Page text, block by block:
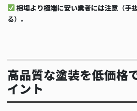
相場より極端に安い業者には注意 （手
る）。
高品質な塗装を低価格
イント